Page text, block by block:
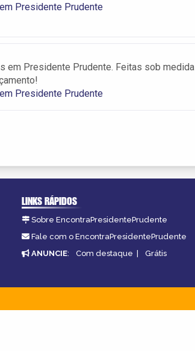
Presidente Prudente
em Presidente Prudente. Feitas sob medida
Presidente Prudente
LINKS RÁPIDOS
Sobre EncontraPresidentePrudente
Fale com o EncontraPresidentePrudente
ANUNCIE: Com destaque | Grátis